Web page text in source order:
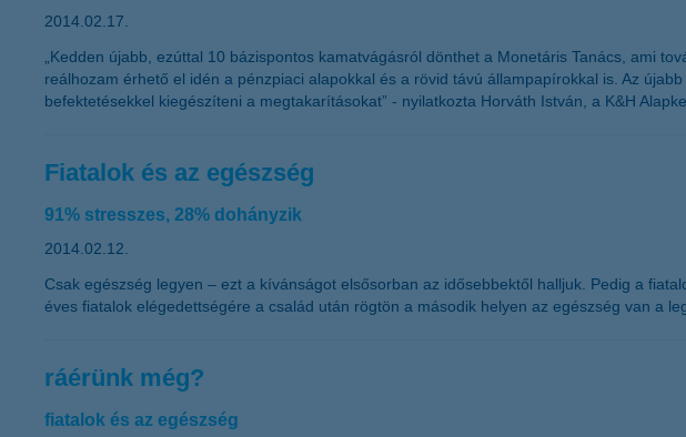
2014.02.17.
„Kedden újabb, ezúttal 10 bázispontos kamatvágásról dönthet a Monetáris Tanács, ami
reálhozam érhető el idén a pénzpiaci alapokkal és a rövid távú állampapírokkal is. Az
befektetésekkel kiegészíteni a megtakarításokat” - nyilatkozta Horváth István, a K&H
Fiatalok és az egészség
91% stresszes, 28% dohányzik
2014.02.12.
Csak egészség legyen – ezt a kívánságot elsősorban az idősebbektől halljuk. Pedig a
éves fiatalok elégedettségére a család után rögtön a második helyen az egészség van a
ráérünk még?
fiatalok és az egészség